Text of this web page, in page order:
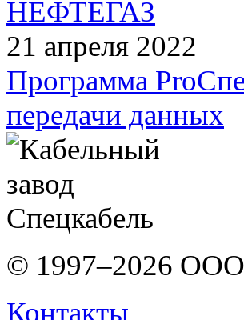
НЕФТЕГАЗ
21 апреля 2022
Программа
передачи данных
© 1997–2026
Контакты